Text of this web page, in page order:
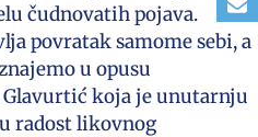
čudnovatih pojava.
povratak samome sebi, a
u opusu
koja je unutarnju
radost likovnog